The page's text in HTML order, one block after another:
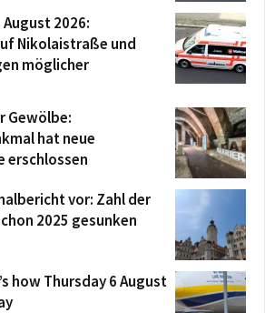
2026:
Nikolaistraße und
möglicher
Gewölbe:
hat neue
erschlossen
vor: Zahl der
2025 gesunken
how Thursday 6 August